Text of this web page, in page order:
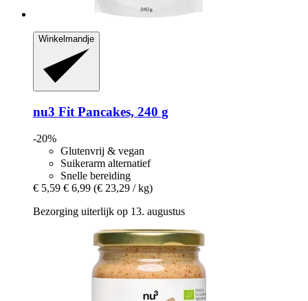
Winkelmandje
nu3 Fit Pancakes, 240 g
-20%
Glutenvrij & vegan
Suikerarm alternatief
Snelle bereiding
€ 5,59 € 6,99 (€ 23,29 / kg)
Bezorging uiterlijk op 13. augustus